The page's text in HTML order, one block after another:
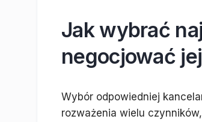
Jak wybrać
negocjować
Wybór odpowiedniej
rozważenia wielu